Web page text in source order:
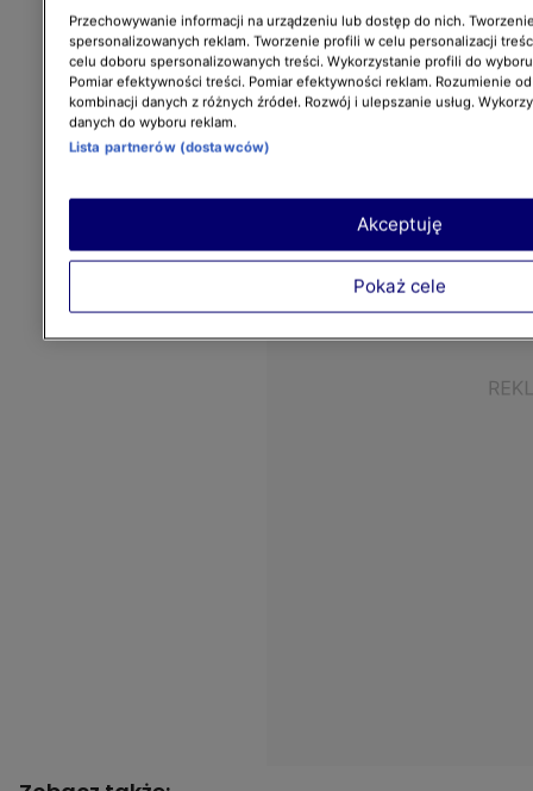
Przechowywanie informacji na urządzeniu lub dostęp do nich.
spersonalizowanych reklam. Tworzenie profili w celu personalizacji
celu doboru spersonalizowanych treści. Wykorzystanie profili do
Pomiar efektywności treści. Pomiar efektywności reklam. Rozumienie
kombinacji danych z różnych źródeł. Rozwój i ulepszanie usług.
danych do wyboru reklam.
Lista partnerów (dostawców)
Pokaż cele
Akceptuję